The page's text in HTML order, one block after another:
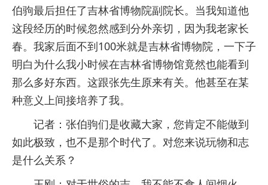
伯驹最后担任了吉林省博物院副院长。当我知道他
这段经历的时候忽然感到分外亲切，因为我老家长
春。我家后面不到100米就是吉林省博物院，一下子
明白为什么我小时候在吉林省博物馆竟然也能看到
那么多好东西。这跟张先生原来有关。他甚至在某
种意义上间接培养了我。
记者：张伯驹们是收藏大家，您肯定不能做到
如此极致，也不是那个时代了。对您来说玩物和志
是什么关系？